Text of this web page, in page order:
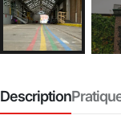
Description